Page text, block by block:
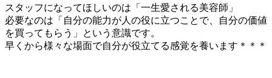
スタッフになってほしいのは「一生愛される美容師」
必要なのは「自分の能力が人の役に立つことで、自分の価値
を買ってもらう」という意識です。
早くから様々な場面で自分が役立てる感覚を養います＊＊＊